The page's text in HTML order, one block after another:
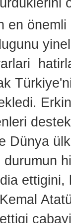
en
Dünya